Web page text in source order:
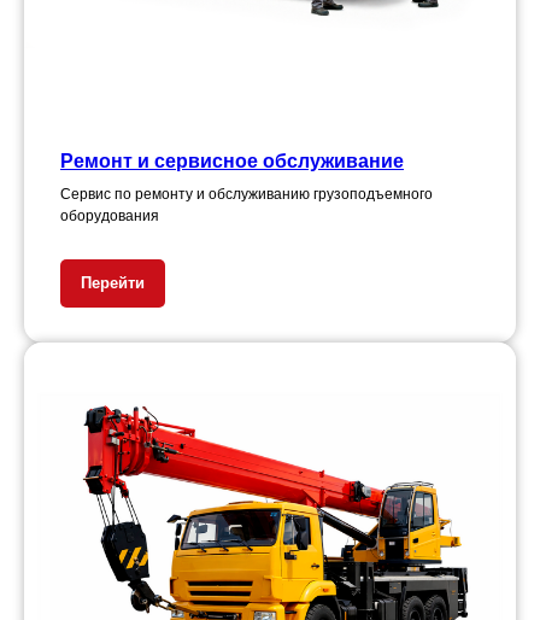
Ремонт и сервисное обслуживание
Сервис по ремонту и обслуживанию грузоподъемного
оборудования
Перейти